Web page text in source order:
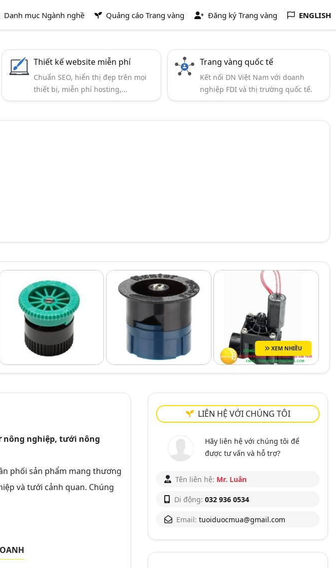
Danh mục Ngành nghề Quảng cáo Trang vàng Đăng ký Trang vàng ENGLISH
Thiết kế website miễn phí
Chuẩn SEO, hiển thị đẹp trên mọi
thiết bị, miễn phí hosting,...
Trang vàng quốc tế
Kết nối DN Việt Nam với doanh
nghiệp FDI và thị trường quốc tế.
XEM NHIỀU
nghiệp, tưới nông
phối sản phẩm mang thương
và tưới cảnh quan. Chúng
LIÊN HỆ VỚI CHÚNG TÔI
Hãy liên hệ với chúng tôi để
được tư vấn và hỗ trợ?
Tên liên hệ: Mr. Luân
Di động: 032 936 0534
Email: tuoiduocmua@gmail.com